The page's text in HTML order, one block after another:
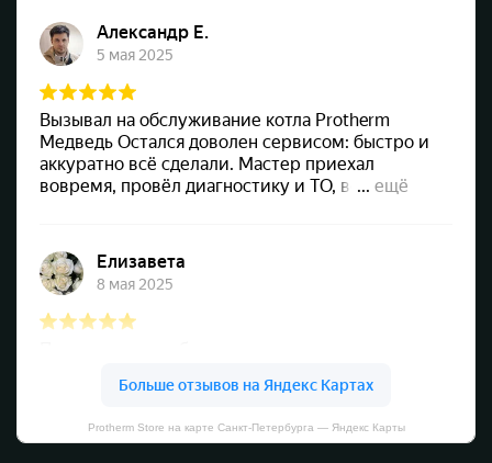
Protherm Store на карте Санкт‑Петербурга — Яндекс Карты